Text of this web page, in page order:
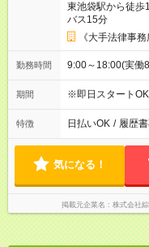
東池袋駅から徒歩
バス15分
《大手法律事務
勤務時間 9:00～18:00(実働
期間 ※即日スタート
特徴 日払いOK / 履歴
気になる！
掲載元企業名 株式会社